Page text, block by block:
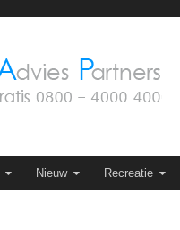
Nieuw Recreatie